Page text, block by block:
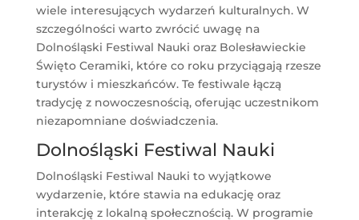
wiele interesujących wydarzeń kulturalnych. W
szczególności warto zwrócić uwagę na
Dolnośląski Festiwal Nauki oraz Bolesławieckie
Święto Ceramiki, które co roku przyciągają rzesze
turystów i mieszkańców. Te festiwale łączą
tradycję z nowoczesnością, oferując uczestnikom
niezapomniane doświadczenia.
Dolnośląski Festiwal Nauki
Dolnośląski Festiwal Nauki to wyjątkowe
wydarzenie, które stawia na edukację oraz
interakcję z lokalną społecznością. W programie